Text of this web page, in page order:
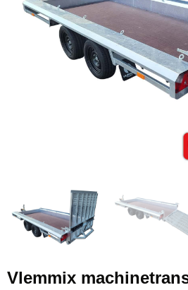
Vlemmix